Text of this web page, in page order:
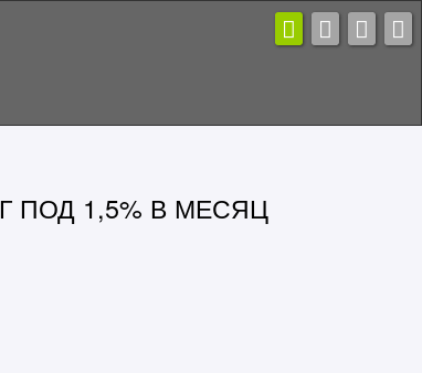
ПОД 1,5% В МЕСЯЦ